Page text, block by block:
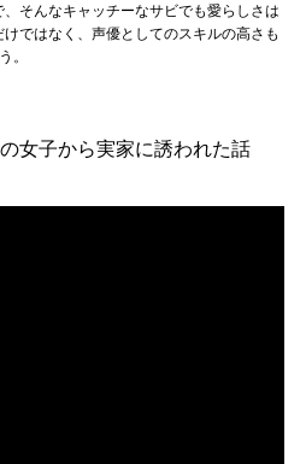
そんなキャッチーなサビでも愛らしさは
ではなく、声優としてのスキルの高さも
。
女子から実家に誘われた話